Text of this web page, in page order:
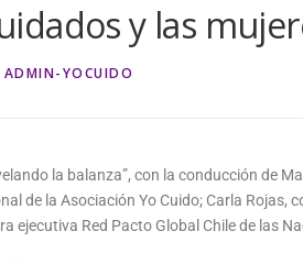
y las
ADMIN-YOCUIDO
la balanza”, con la conducción de
de la Asociación Yo Cuido; Carla
ejecutiva Red Pacto Global Chile de las